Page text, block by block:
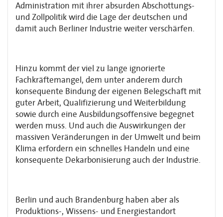
Administration mit ihrer absurden Abschottungs-
und Zollpolitik wird die Lage der deutschen und
damit auch Berliner Industrie weiter verschärfen.
Hinzu kommt der viel zu lange ignorierte
Fachkräftemangel, dem unter anderem durch
konsequente Bindung der eigenen Belegschaft mit
guter Arbeit, Qualifizierung und Weiterbildung
sowie durch eine Ausbildungsoffensive begegnet
werden muss. Und auch die Auswirkungen der
massiven Veränderungen in der Umwelt und beim
Klima erfordern ein schnelles Handeln und eine
konsequente Dekarbonisierung auch der Industrie.
Berlin und auch Brandenburg haben aber als
Produktions-, Wissens- und Energiestandort